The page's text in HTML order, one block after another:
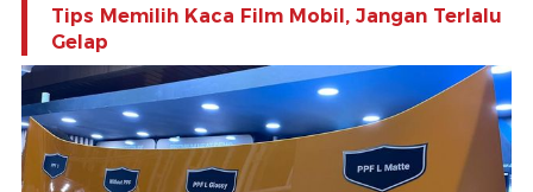
Tips Memilih Kaca Film Mobil, Jangan Terlalu
Gelap